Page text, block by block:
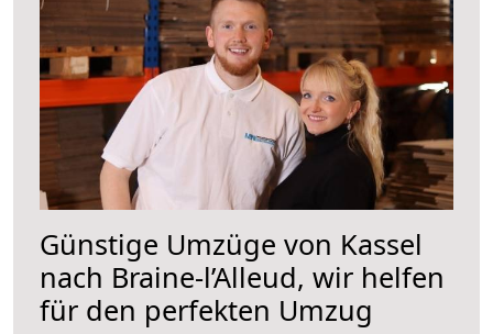
Günstige Umzüge von Kassel
nach Braine-l’Alleud, wir helfen
für den perfekten Umzug